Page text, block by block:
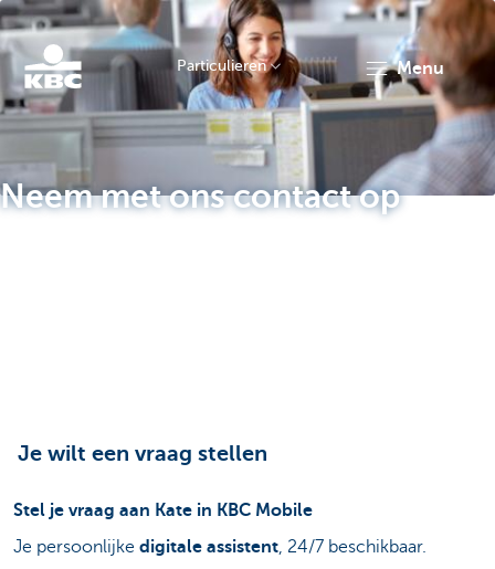
Particulieren menu
Neem met ons contact op
Je wilt een vraag stellen
Stel je vraag aan Kate in KBC Mobile
Je persoonlijke digitale assistent, 24/7 beschikbaar.